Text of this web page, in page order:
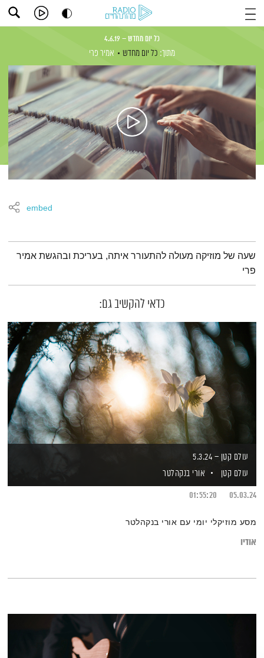
כל יום מחדש – 4.6.19
מתוך: כל יום מחדש אמיר פרי
embed
תמצית הפודקאסט
שעה של מוזיקה מעולה להתעורר איתה, בעריכת ובהגשת אמיר
פרי
כדאי להקשיב גם:
עולם קטן – 5.3.24
עולם קטן
אורי בנקהלטר
05.03.24
01:55:20
מסע מוזיקלי יומי עם אורי בנקהלטר
אודיו